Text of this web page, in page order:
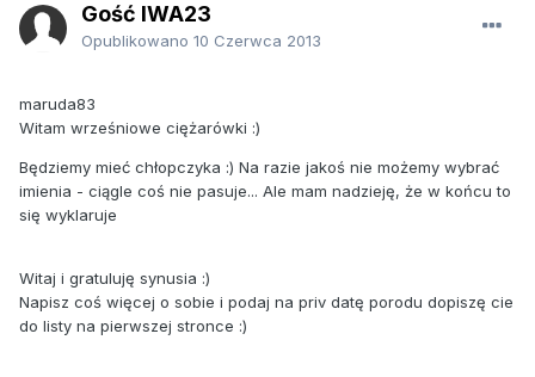
Gość IWA23
Opublikowano 10 Czerwca 2013
maruda83
Witam wrześniowe ciężarówki :)
Będziemy mieć chłopczyka :) Na razie jakoś nie możemy wybrać
imienia - ciągle coś nie pasuje... Ale mam nadzieję, że w końcu to
się wyklaruje
Witaj i gratuluję synusia :)
Napisz coś więcej o sobie i podaj na priv datę porodu dopiszę cie
do listy na pierwszej stronce :)